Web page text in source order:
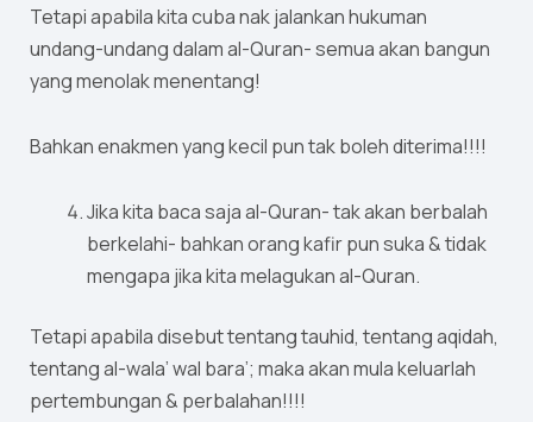
Tetapi apabila kita cuba nak jalankan hukuman
undang-undang dalam al-Quran- semua akan bangun
yang menolak menentang!
Bahkan enakmen yang kecil pun tak boleh diterima!!!!
Jika kita baca saja al-Quran- tak akan berbalah
berkelahi- bahkan orang kafir pun suka & tidak
mengapa jika kita melagukan al-Quran.
Tetapi apabila disebut tentang tauhid, tentang aqidah,
tentang al-wala’ wal bara’; maka akan mula keluarlah
pertembungan & perbalahan!!!!